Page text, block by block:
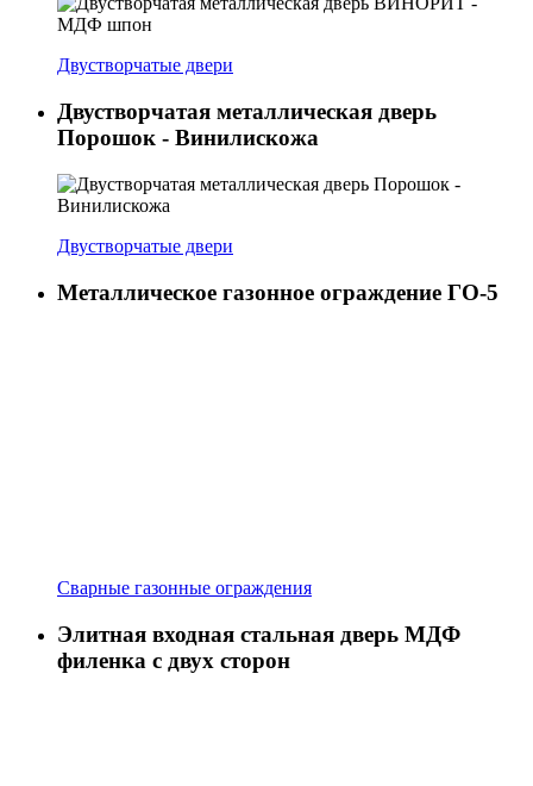
Двустворчатые двери
Двустворчатая металлическая дверь
Порошок - Винилискожа
Двустворчатые двери
Металлическое газонное ограждение ГО-5
Сварные газонные ограждения
Элитная входная стальная дверь МДФ
филенка с двух сторон